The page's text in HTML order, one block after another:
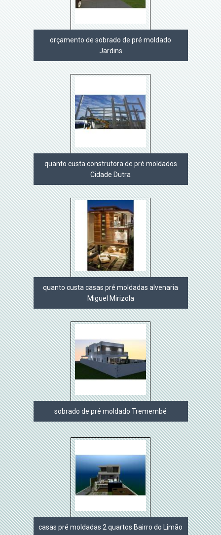
orçamento de sobrado de pré moldado
Jardins
quanto custa construtora de pré moldados
Cidade Dutra
quanto custa casas pré moldadas alvenaria
Miguel Mirizola
sobrado de pré moldado Tremembé
casas pré moldadas 2 quartos Bairro do Limão